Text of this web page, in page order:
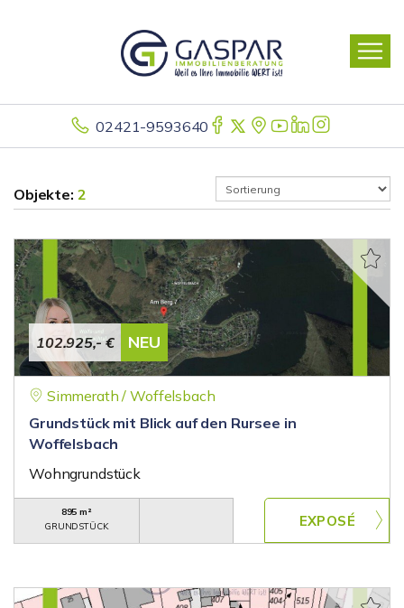
02421-9593640
Objekte: 2
102.925,- € NEU
Simmerath / Woffelsbach
Grundstück mit Blick auf den Rursee in
Woffelsbach
Wohngrundstück
895 m²
GRUNDSTÜCK